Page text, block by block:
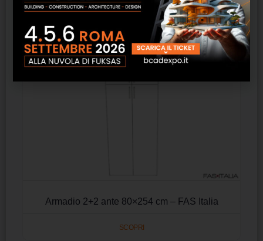
Armadio 2+2 ante 80×254 cm – FAS Italia
SCOPRI